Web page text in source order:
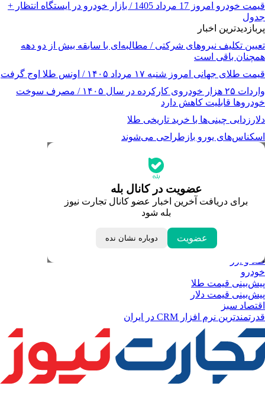
قیمت خودرو امروز 17 مرداد 1405 / بازار خودرو در ایستگاه انتظار +
جدول
پربازدیدترین اخبار
تعیین تکلیف نیروهای شرکتی / مطالبه‌ای با سابقه بیش از دو دهه
همچنان باقی است
قیمت طلای جهانی امروز شنبه ۱۷ مرداد ۱۴۰۵ / اونس طلا اوج گرفت
واردات ۲۵ هزار خودروی کارکرده در سال ۱۴۰۵ / مصرف سوخت
خودرو‌ها قابلیت کاهش دارد
دلارزدایی چینی‌ها با خرید تاریخی طلا
اسکناس‌های یورو بازطراحی می‌شوند
عضویت در کانال بله
برای دریافت آخرین اخبار عضو کانال تجارت نیوز
بله شود
عضویت دوباره نشان نده
جدیدترین قیمت‌ها
قیمت درهم امارات
لحظه تحویل سال
داغ‌ترین‌های اقتصادی
طلا و ارز
خودرو
پیش‌بینی قیمت طلا
پیش‌بینی قیمت دلار
اقتصاد سبز
قدرتمندترین نرم‌ افزار CRM در ایران